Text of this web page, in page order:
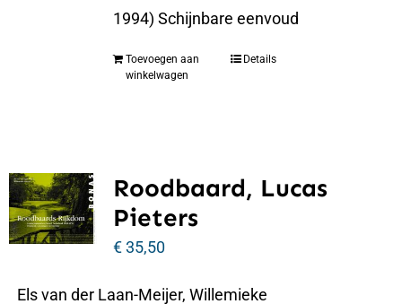
1994) Schijnbare eenvoud
Toevoegen aan
winkelwagen
Details
Roodbaard, Lucas
Pieters
€35,50
Els van der Laan-Meijer, Willemieke